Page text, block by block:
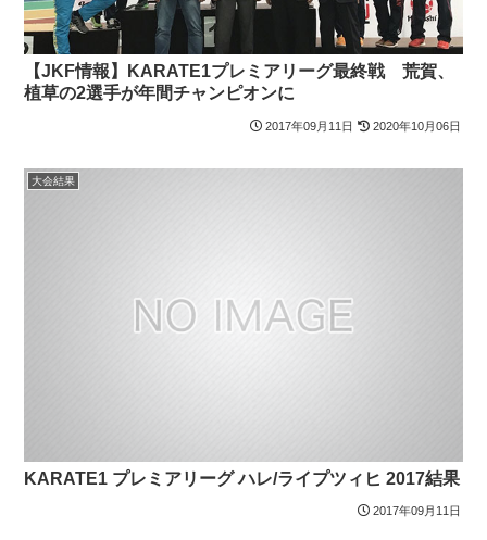
【JKF情報】KARATE1プレミアリーグ最終戦 荒賀、
植草の2選手が年間チャンピオンに
2017年09月11日 2020年10月06日
大会結果
KARATE1 プレミアリーグ ハレ/ライプツィヒ 2017結果
2017年09月11日